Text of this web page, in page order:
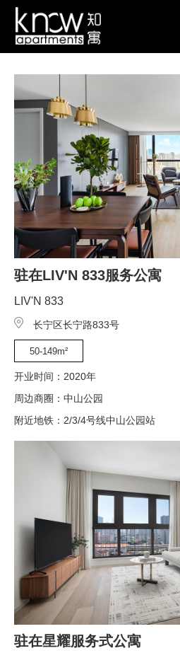
驻在LIV'N 833服务公寓
LIV'N 833
长宁区长宁路833号
50-149m²
开业时间：2020年
周边商圈：中山公园
附近地铁：2/3/4号线中山公园站
驻在星耀服务式公寓